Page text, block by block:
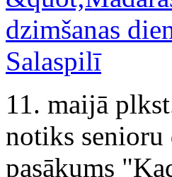
11. maijā
notiks senioru
pasākums